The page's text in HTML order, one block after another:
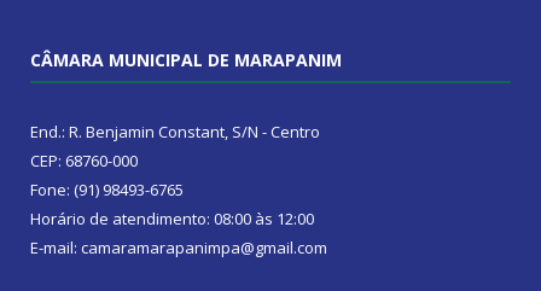
CÂMARA MUNICIPAL DE MARAPANIM
End.: R. Benjamin Constant, S/N - Centro
CEP: 68760-000
Fone: (91) 98493-6765
Horário de atendimento: 08:00 às 12:00
E-mail: camaramarapanimpa@gmail.com